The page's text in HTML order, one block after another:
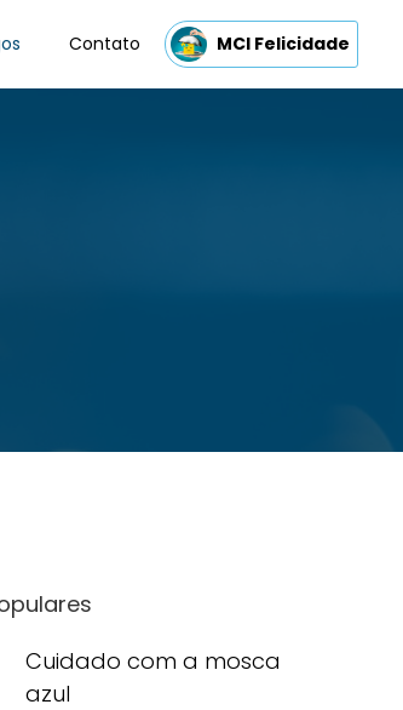
Contato MCI Felicidade
Cuidado com a mosca
azul